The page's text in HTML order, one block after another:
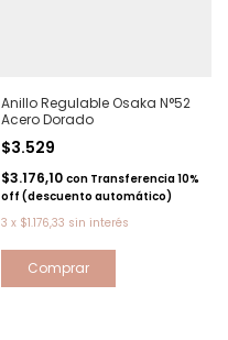
Anillo Regulable Osaka N°52
Acero Dorado
$3.529
$3.176,10 con Transferencia 10%
off (descuento automático)
3 x $1.176,33 sin interés